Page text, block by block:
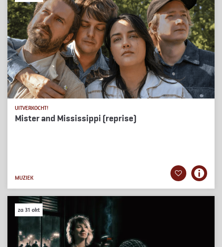
Mister and Mississippi (reprise)
UITVERKOCHT!
MUZIEK
za 31 okt